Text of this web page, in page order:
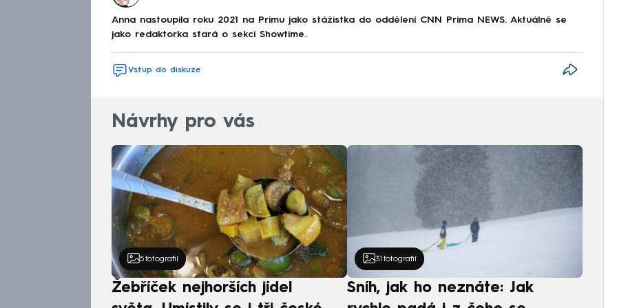
Anna nastoupila roku 2021 na Primu jako stážistka do oddělení CNN Prima NEWS. Aktuálně se
jako redaktorka stará o sekci Showtime.
Vstup do diskuze
Návrhy pro vás
5 fotografií
Žebříček nejhorších jídel
31 fotografií
Sníh, jak ho neznáte: Jak